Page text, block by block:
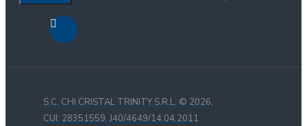
S.C. CHI CRISTAL TRINITY S.R.L. © 2026,
CUI: 28351559, J40/4649/14.04.2011